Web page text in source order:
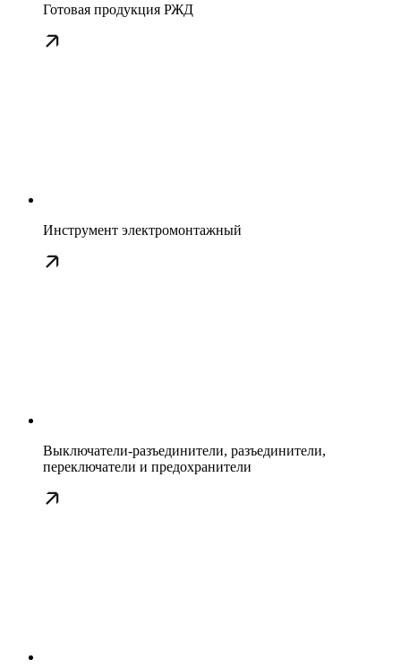
Готовая продукция РЖД
Инструмент электромонтажный
Выключатели-разъединители, разъединители,
переключатели и предохранители